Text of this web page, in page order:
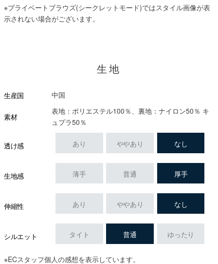
※プライベートブラウズ(シークレットモード)ではスタイル画像が表
示されない場合がございます。
生地
生産国 中国
素材
表地：ポリエステル100％、裏地：ナイロン50％ キ
ュプラ50％
透け感 あり ややあり なし
生地感 薄手 普通 厚手
伸縮性 あり ややあり なし
シルエット タイト 普通 ゆったり
※ECスタッフ個人の感想を表示しています。